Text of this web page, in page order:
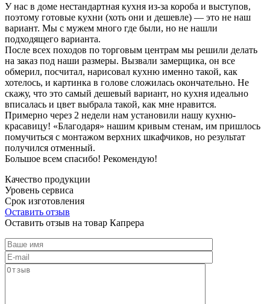
У нас в доме нестандартная кухня из-за короба и выступов,
поэтому готовые кухни (хоть они и дешевле) — это не наш
вариант. Мы с мужем много где были, но не нашли
подходящего варианта.
После всех походов по торговым центрам мы решили делать
на заказ под наши размеры. Вызвали замерщика, он все
обмерил, посчитал, нарисовал кухню именно такой, как
хотелось, и картинка в голове сложилась окончательно. Не
скажу, что это самый дешевый вариант, но кухня идеально
вписалась и цвет выбрала такой, как мне нравится.
Примерно через 2 недели нам установили нашу кухню-
красавицу! «Благодаря» нашим кривым стенам, им пришлось
помучиться с монтажом верхних шкафчиков, но результат
получился отменный.
Большое всем спасибо! Рекомендую!
Качество продукции
Уровень сервиса
Срок изготовления
Оставить отзыв
Оставить отзыв на товар Капрера